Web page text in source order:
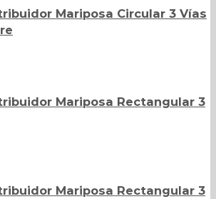
Mariposa Circular 3 Vías
Mariposa Rectangular 3
Mariposa Rectangular 3